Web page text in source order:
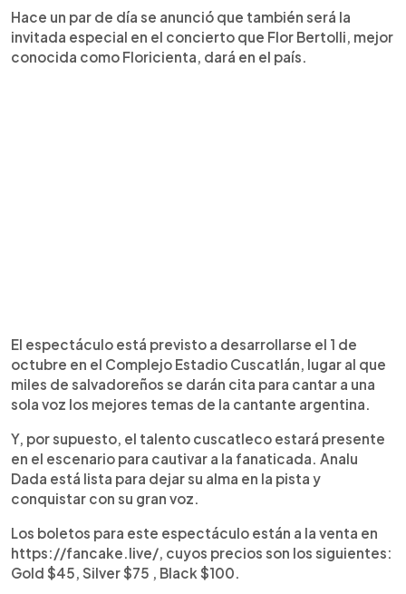
Hace un par de día se anunció que también será la
invitada especial en el concierto que Flor Bertolli, mejor
conocida como Floricienta, dará en el país.
El espectáculo está previsto a desarrollarse el 1 de
octubre en el Complejo Estadio Cuscatlán, lugar al que
miles de salvadoreños se darán cita para cantar a una
sola voz los mejores temas de la cantante argentina.
Y, por supuesto, el talento cuscatleco estará presente
en el escenario para cautivar a la fanaticada. Analu
Dada está lista para dejar su alma en la pista y
conquistar con su gran voz.
Los boletos para este espectáculo están a la venta en
https://fancake.live/, cuyos precios son los siguientes:
Gold $45, Silver $75 , Black $100.